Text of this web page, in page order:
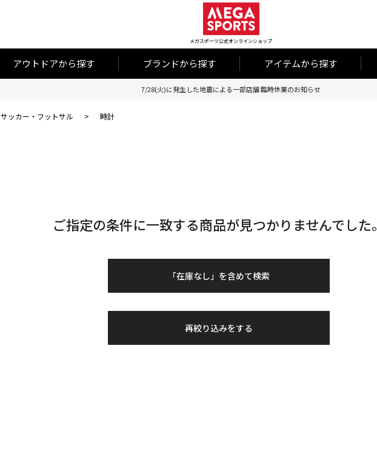
メガスポーツ公式オンラインショップ
アウトドアから探す ブランドから探す アイテムから探す
7/28(火)に発生した地震による一部店舗 臨時休業のお知らせ
サッカー・フットサル > 時計
ご指定の条件に一致する商品が見つかりませんでした。
「在庫なし」を含めて検索
再絞り込みをする